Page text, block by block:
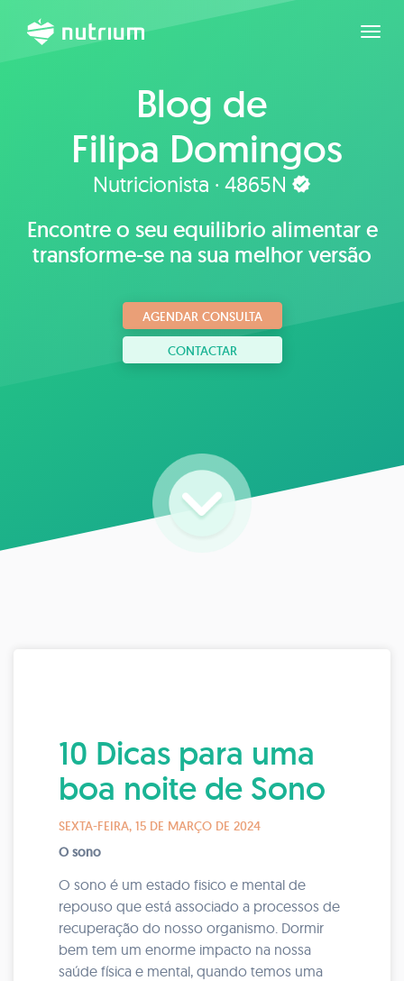
Blog de
Filipa Domingos
Rodrigues
Nutricionista · 4865N
Encontre o seu equilibrio alimentar e
transforme-se na sua melhor versão
AGENDAR CONSULTA
CONTACTAR
10 Dicas para uma
boa noite de Sono
SEXTA-FEIRA, 15 DE MARÇO DE 2024
O sono
O sono é um estado fisico e mental de
repouso que está associado a processos de
recuperação do nosso organismo. Dormir
bem tem um enorme impacto na nossa
saúde física e mental, quando temos uma